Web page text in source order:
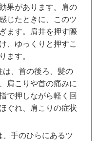
果があります。肩の
じたときに、このツ
ます。肩井を押す際
、ゆっくりと押すこ
ます。
は、首の後ろ、髪の
肩こりや首の痛みに
で押しながら軽く回
ぐれ、肩こりの症状
、手のひらにあるツ